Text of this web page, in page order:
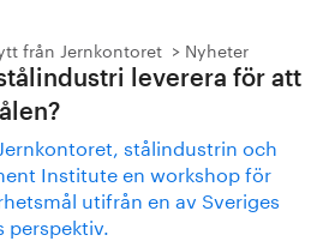
från Jernkontoret Nyheter
leverera för att
stålindustrin och
Institute en workshop för
utifrån en av Sveriges
perspektiv.